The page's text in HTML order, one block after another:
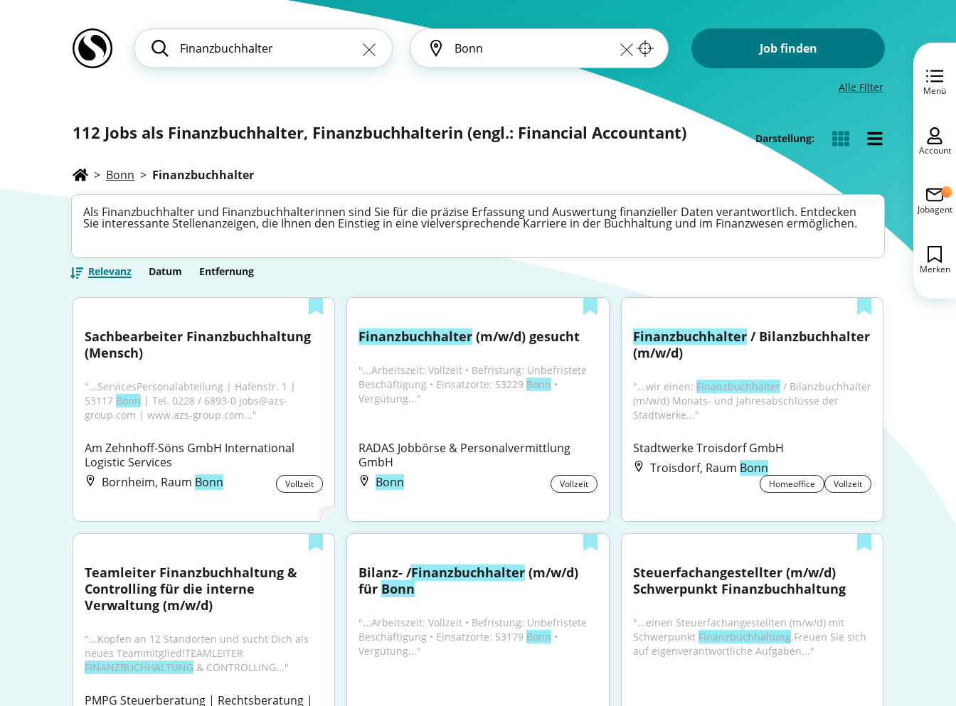
Job finden
Alle Filter
112 Jobs als Finanzbuchhalter, Finanzbuchhalterin (engl.: Financial Accountant) Darstellung:
> Bonn > Finanzbuchhalter
Als Finanzbuchhalter und Finanzbuchhalterinnen sind Sie für die präzise Erfassung und Auswertung finanzieller Daten verantwortlich. Entdecken
Sie interessante Stellenanzeigen, die Ihnen den Einstieg in eine vielversprechende Karriere in der Buchhaltung und im Finanzwesen ermöglichen.
Relevanz Datum Entfernung
Sachbearbeiter Finanzbuchhaltung
(Mensch)
"...ServicesPersonalabteilung | Hafenstr. 1 |
53117 Bonn | Tel. 0228 / 6893-0 jobs@azs-
group.com | www.azs-group.com..."
Am Zehnhoff-Söns GmbH International
Logistic Services
Bornheim, Raum Bonn Vollzeit
Finanzbuchhalter (m/w/d) gesucht
"...Arbeitszeit: Vollzeit • Befristung: Unbefristete
Beschäftigung • Einsatzorte: 53229 Bonn •
Vergütung..."
RADAS Jobbörse & Personalvermittlung
GmbH
Bonn
Vollzeit
Finanzbuchhalter / Bilanzbuchhalter
(m/w/d)
"...wir einen: Finanzbuchhalter / Bilanzbuchhalter
(m⁠/⁠w⁠/⁠d) Monats- und Jahresabschlüsse der
Stadtwerke..."
Stadtwerke Troisdorf GmbH
Troisdorf, Raum Bonn
Homeoffice Vollzeit
Teamleiter Finanzbuchhaltung &
Controlling für die interne
Verwaltung (m/w/d)
"...Köpfen an 12 Standorten und sucht Dich als
FINANZBUCHHALTUNG & CONTROLLING..."
PMPG Steuerberatung | Rechtsberatung |
Bilanz- /Finanzbuchhalter (m/w/d)
für Bonn
"...Arbeitszeit: Vollzeit • Befristung: Unbefristete
Beschäftigung • Einsatzorte: 53179 Bonn •
Vergütung..."
Steuerfachangestellter (m/w/d)
Schwerpunkt Finanzbuchhaltung
"...einen Steuerfachangestellten (m/w/d) mit
Schwerpunkt Finanzbuchhaltung.Freuen Sie sich
auf eigenverantwortliche Aufgaben..."
Menü
Account
Jobagent
Merken